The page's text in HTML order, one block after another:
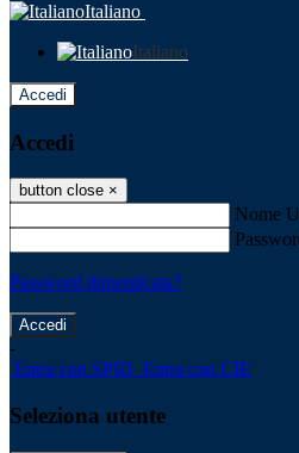
Italiano
Italiano
Accedi
Accedi
button close ×
Nome
Password dimenticata?
-
Entra con SPID Entra con CIE
Seleziona utente